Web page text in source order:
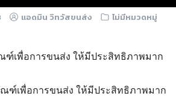
แอดมิน วิทวัสขนส่ง ไม่มีหมวดหมู่
ณฑ์เพื่อการขนส่ง ให้มีประสิทธิภาพมาก